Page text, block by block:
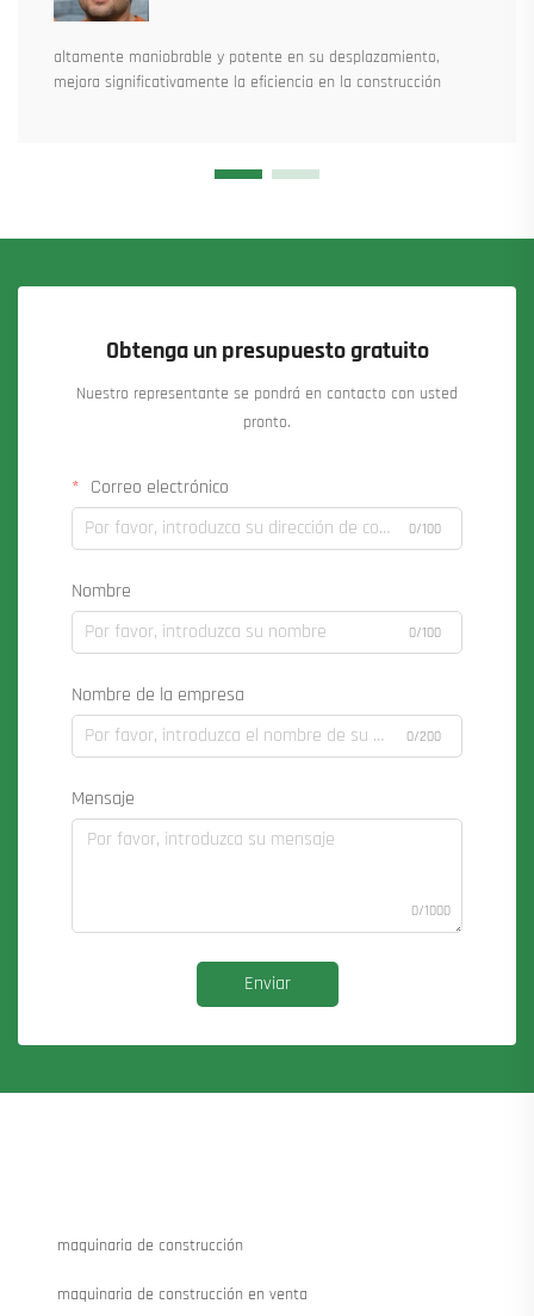
altamente maniobrable y potente en su desplazamiento,
mejora significativamente la eficiencia en la construcción
Obtenga un presupuesto gratuito
Nuestro representante se pondrá en contacto con usted
pronto.
Correo electrónico
0/100
Nombre
0/100
Nombre de la empresa
0/200
Mensaje
0/1000
Enviar
maquinaria de construcción
maquinaria de construcción en venta